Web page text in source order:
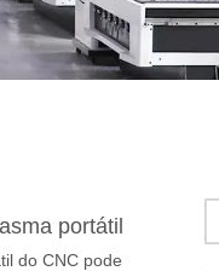
portátil
do CNC pode